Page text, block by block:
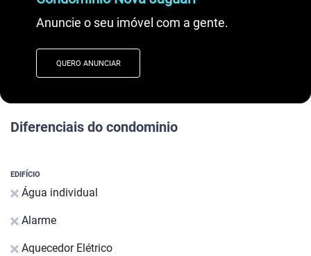
Anuncie o seu imóvel com a gente.
QUERO ANUNCIAR
Diferenciais do condominio
EDIFÍCIO
Água individual
Alarme
Aquecedor Elétrico